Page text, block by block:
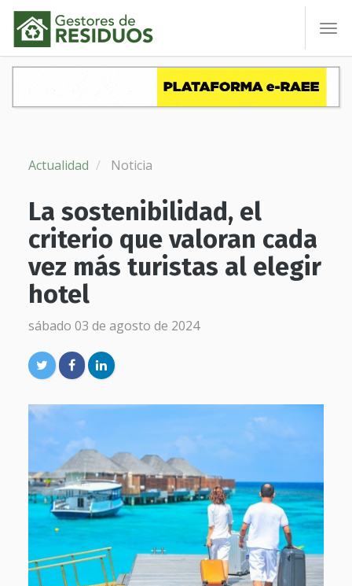
Actualidad Noticia
La sostenibilidad, el
criterio que valoran cada
vez más turistas al elegir
hotel
sábado 03 de agosto de 2024